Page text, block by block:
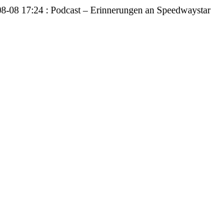
17:24 : Podcast – Erinnerungen an Speedwaystar